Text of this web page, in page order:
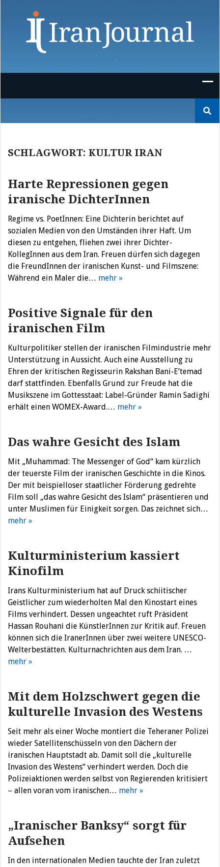
nach:
SCHLAGWORT: KULTUR IRAN
Harte Repressionen gegen
iranische DichterInnen
Regime vs. PoetInnen: Eine Dichterin berichtet auf
sozialen Medien von den Umständen ihrer Haft. Um
diesen zu entgehen, fliehen zwei ihrer Dichter-
KollegInnen aus dem Iran. Freuen dürfen sich dagegen
die FreundInnen der iranischen Kunst- und Filmszene:
Während ein Maler die… mehr »
Positive Signale für den
iranischen Film
Kulturpolitiker stellen der iranischen Filmindustrie mehr
Unterstützung in Aussicht. Auch eine Ausstellung zu
Ehren der kritischen Regisseurin Rakshan Bani-E’temad
darf stattfinden. Ebenfalls Grund zur Freude hat die
Musikszene im Gottesstaat: Label-Gründer Ramin Sadighi
erhält einen WOMEX-Award.… mehr »
Das wahre Gesicht des Islam
Mit „Muhammad: The Messenger of God“ kam kürzlich
der teuerste Film der iranischen Geschichte in die Kinos.
Der mit beispielloser staatlicher Förderung gedrehte
Film soll „das wahre Gesicht des Islam“ präsentieren und
unter Muslimen für Einigkeit sorgen. Das zeichnet sich…
mehr »
Kulturministerium kassiert
Kinofilm
Irans Kulturministerium hat auf Druck schiitischer
Geistlicher zum wiederholten Mal den Kinostart eines
Films verhindert. Dessen ungeachtet ruft Präsident
Hassan Rouhani die KünstlerInnen zur Kritik auf. Freuen
können sich die IranerInnen über zwei weitere UNESCO-
Welterbestätten. Kulturnachrichten aus dem Iran. …
mehr »
Mit dem Holzschwert gegen die
kulturelle Invasion des Westens
Seit mehr als einer Woche montiert die Teheraner Polizei
wieder Satellitenschüsseln von den Dächern der
iranischen Hauptstadt ab. Damit soll die „kulturelle
Invasion des Westens“ verhindert werden. Doch die
Polizeiaktionen werden selbst von Regierenden kritisiert
– allen voran vom iranischen… mehr »
„Iranischer Banksy“ sorgt für
Aufsehen
In den internationalen Medien tauchte der Iran zuletzt